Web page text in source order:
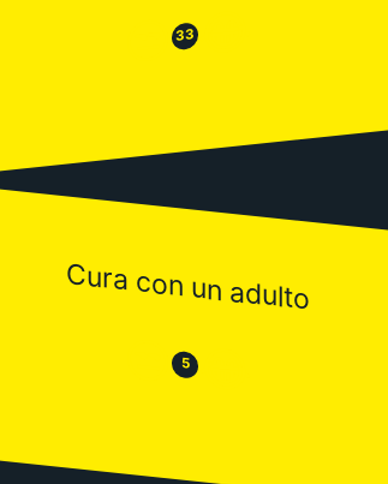
😒33 😂
Cura con un adulto
😒 5 😂